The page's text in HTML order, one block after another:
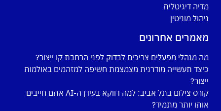
מדיה דיגיטלית
ניהול מוניטין
מאמרים אחרונים
מה מנהלי מפעלים צריכים לבדוק לפני הרחבת קו ייצור?
כיצד תעשייה מודרנית מצמצמת חשיפה למזהמים באולמות
ייצור?
קורס צילום בתל אביב: למה דווקא בעידן ה-AI אתם חייבים
אותו יותר מתמיד?